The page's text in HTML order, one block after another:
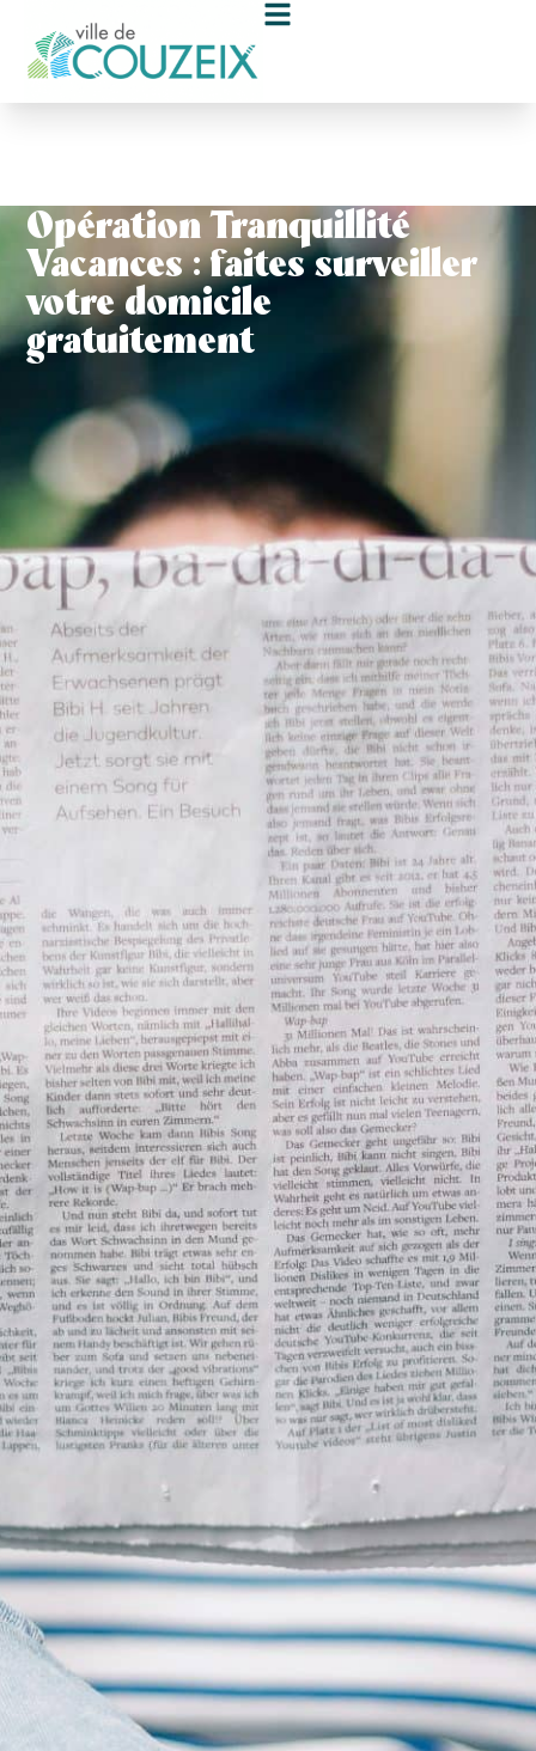
Opération Tranquillité
Vacances : faites surveiller
votre domicile
gratuitement